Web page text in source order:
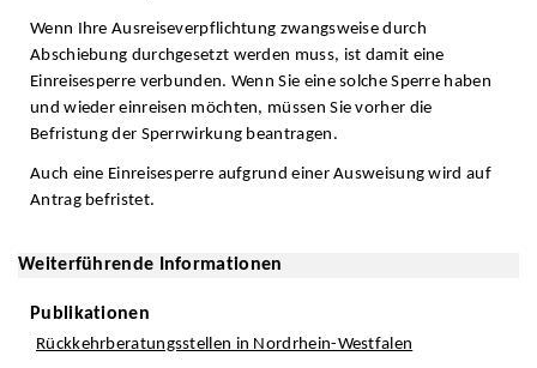
Wenn Ihre Ausreiseverpflichtung zwangsweise durch
Abschiebung durchgesetzt werden muss, ist damit eine
Einreisesperre verbunden. Wenn Sie eine solche Sperre haben
und wieder einreisen möchten, müssen Sie vorher die
Befristung der Sperrwirkung beantragen.
Auch eine Einreisesperre aufgrund einer Ausweisung wird auf
Antrag befristet.
Weiterführende Informationen
Publikationen
Rückkehrberatungsstellen in Nordrhein-Westfalen